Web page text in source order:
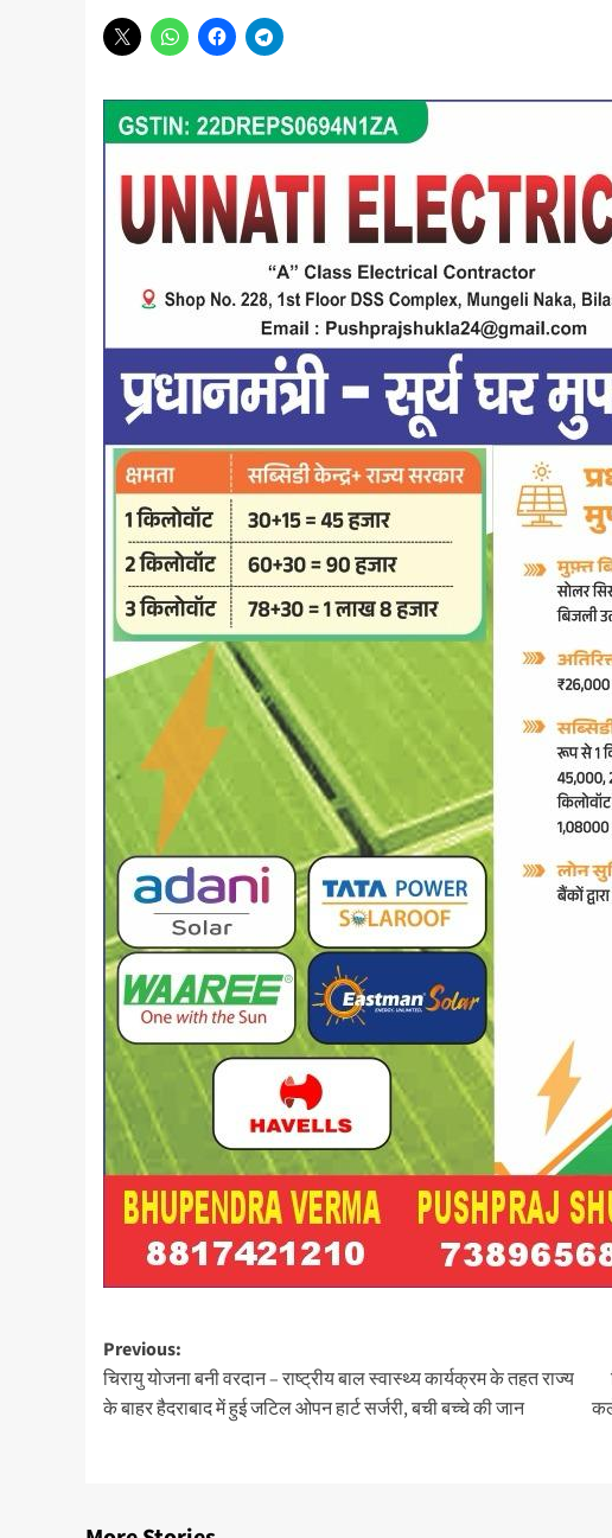
Post
navigation
Previous:
चिरायु योजना बनी वरदान – राष्ट्रीय बाल स्वास्थ्य कार्यक्रम के तहत राज्य
के बाहर हैदराबाद में हुई जटिल ओपन हार्ट सर्जरी, बची बच्चे की जान